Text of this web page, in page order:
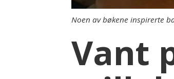
Noen av bøkene inspirerte
Vant